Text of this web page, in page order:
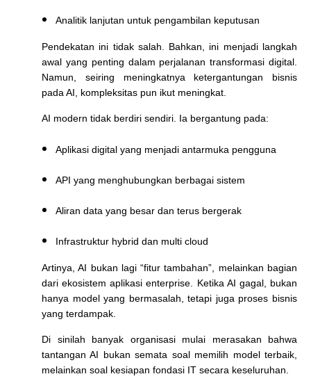
Analitik lanjutan untuk pengambilan keputusan
Pendekatan ini tidak salah. Bahkan, ini menjadi langkah
awal yang penting dalam perjalanan transformasi digital.
Namun, seiring meningkatnya ketergantungan bisnis
pada AI, kompleksitas pun ikut meningkat.
AI modern tidak berdiri sendiri. Ia bergantung pada:
Aplikasi digital yang menjadi antarmuka pengguna
API yang menghubungkan berbagai sistem
Aliran data yang besar dan terus bergerak
Infrastruktur hybrid dan multi cloud
Artinya, AI bukan lagi “fitur tambahan”, melainkan bagian
dari ekosistem aplikasi enterprise. Ketika AI gagal, bukan
hanya model yang bermasalah, tetapi juga proses bisnis
yang terdampak.
Di sinilah banyak organisasi mulai merasakan bahwa
tantangan AI bukan semata soal memilih model terbaik,
melainkan soal kesiapan fondasi IT secara keseluruhan.